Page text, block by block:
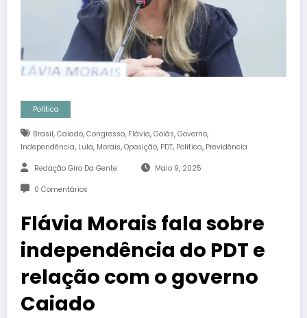
Política
Brasil, Caiado, Congresso, Flávia, Goiás, Governo,
Independência, Lula, Morais, Oposição, PDT, Política, Previdência
Redação Giro Da Gente Maio 9, 2025
0 Comentários
Flávia Morais fala sobre
independência do PDT e
relação com o governo
Caiado